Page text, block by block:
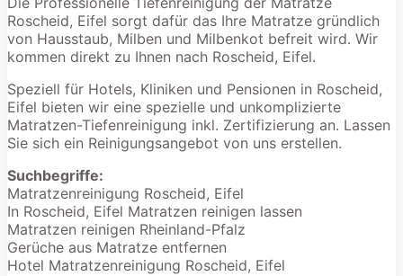
Roscheid, Eifel sorgt dafür das Ihre Matratze gründlich
von Hausstaub, Milben und Milbenkot befreit wird. Wir
kommen direkt zu Ihnen nach Roscheid, Eifel.
Speziell für Hotels, Kliniken und Pensionen in Roscheid,
Eifel bieten wir eine spezielle und unkomplizierte
Matratzen-Tiefenreinigung inkl. Zertifizierung an. Lassen
Sie sich ein Reinigungsangebot von uns erstellen.
Suchbegriffe:
Matratzenreinigung Roscheid, Eifel
In Roscheid, Eifel Matratzen reinigen lassen
Matratzen reinigen Rheinland-Pfalz
Gerüche aus Matratze entfernen
Hotel Matratzenreinigung Roscheid, Eifel